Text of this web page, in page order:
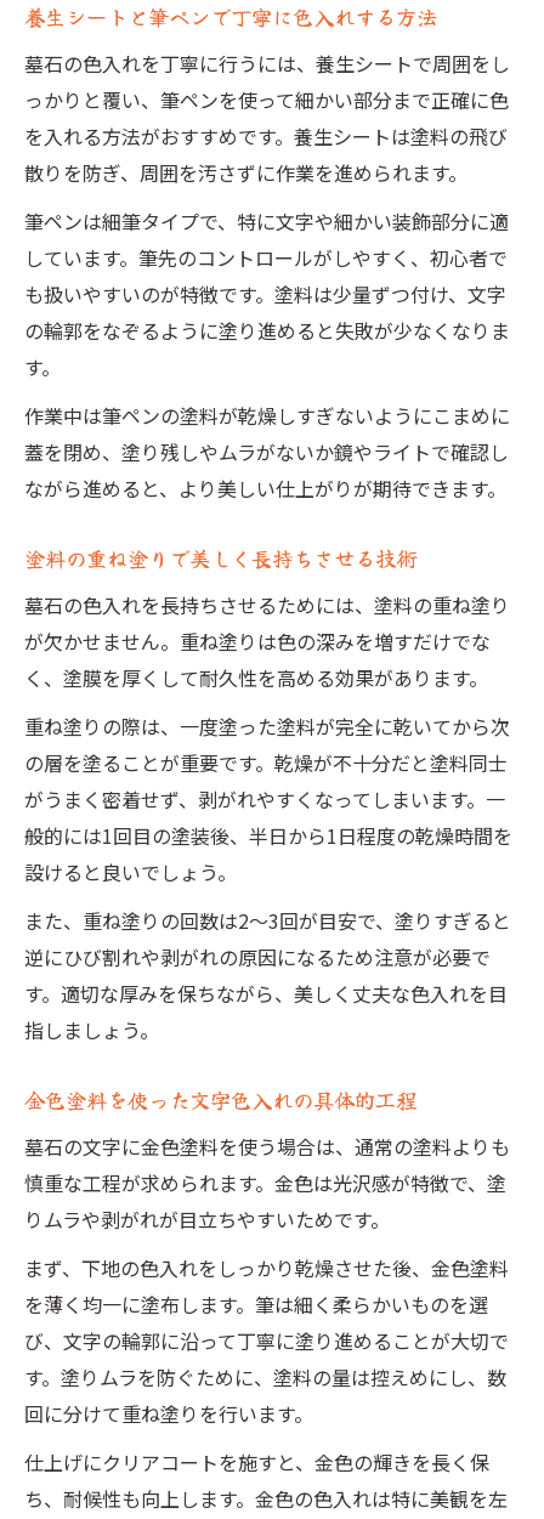
養生シートと筆ペンで丁寧に色入れする方法
墓石の色入れを丁寧に行うには、養生シートで周囲をし
っかりと覆い、筆ペンを使って細かい部分まで正確に色
を入れる方法がおすすめです。養生シートは塗料の飛び
散りを防ぎ、周囲を汚さずに作業を進められます。
筆ペンは細筆タイプで、特に文字や細かい装飾部分に適
しています。筆先のコントロールがしやすく、初心者で
も扱いやすいのが特徴です。塗料は少量ずつ付け、文字
の輪郭をなぞるように塗り進めると失敗が少なくなりま
す。
作業中は筆ペンの塗料が乾燥しすぎないようにこまめに
蓋を閉め、塗り残しやムラがないか鏡やライトで確認し
ながら進めると、より美しい仕上がりが期待できます。
塗料の重ね塗りで美しく長持ちさせる技術
墓石の色入れを長持ちさせるためには、塗料の重ね塗り
が欠かせません。重ね塗りは色の深みを増すだけでな
く、塗膜を厚くして耐久性を高める効果があります。
重ね塗りの際は、一度塗った塗料が完全に乾いてから次
の層を塗ることが重要です。乾燥が不十分だと塗料同士
がうまく密着せず、剥がれやすくなってしまいます。一
般的には1回目の塗装後、半日から1日程度の乾燥時間を
設けると良いでしょう。
また、重ね塗りの回数は2～3回が目安で、塗りすぎると
逆にひび割れや剥がれの原因になるため注意が必要で
す。適切な厚みを保ちながら、美しく丈夫な色入れを目
指しましょう。
金色塗料を使った文字色入れの具体的工程
墓石の文字に金色塗料を使う場合は、通常の塗料よりも
慎重な工程が求められます。金色は光沢感が特徴で、塗
りムラや剥がれが目立ちやすいためです。
まず、下地の色入れをしっかり乾燥させた後、金色塗料
を薄く均一に塗布します。筆は細く柔らかいものを選
び、文字の輪郭に沿って丁寧に塗り進めることが大切で
す。塗りムラを防ぐために、塗料の量は控えめにし、数
回に分けて重ね塗りを行います。
仕上げにクリアコートを施すと、金色の輝きを長く保
ち、耐候性も向上します。金色の色入れは特に美観を左